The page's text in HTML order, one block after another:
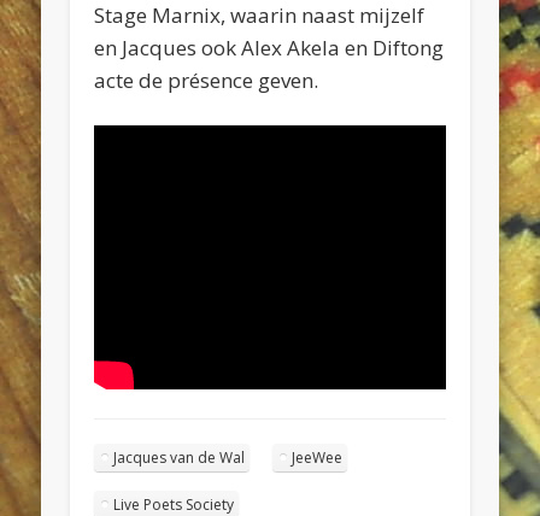
Stage Marnix, waarin naast mijzelf
en Jacques ook Alex Akela en Diftong
acte de présence geven.
Jacques van de Wal JeeWee
Live Poets Society